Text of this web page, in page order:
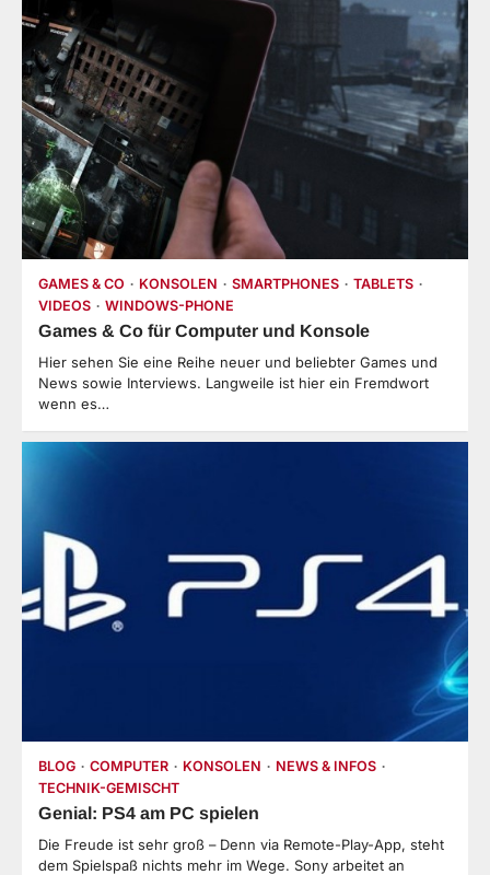
GAMES & CO KONSOLEN SMARTPHONES
TABLETS
VIDEOS
WINDOWS-PHONE
Games & Co für Computer und Konsole
Hier sehen Sie eine Reihe neuer und beliebter Games und
News sowie Interviews. Langweile ist hier ein Fremdwort
wenn es…
BLOG COMPUTER KONSOLEN
NEWS & INFOS
TECHNIK-GEMISCHT
Genial: PS4 am PC spielen
Die Freude ist sehr groß – Denn via Remote-Play-App, steht
dem Spielspaß nichts mehr im Wege. Sony arbeitet an